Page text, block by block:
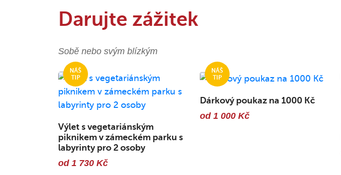
Darujte zážitek
Sobě nebo svým blízkým
Výlet s vegetariánským
piknikem v zámeckém parku s
labyrinty pro 2 osoby
od 1 730 Kč
Dárkový poukaz na 1000 Kč
od 1 000 Kč